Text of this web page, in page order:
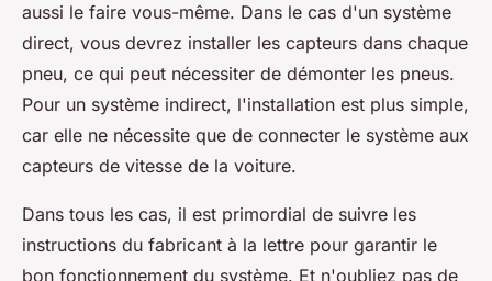
aussi le faire vous-même. Dans le cas d'un système
direct, vous devrez installer les capteurs dans chaque
pneu, ce qui peut nécessiter de démonter les pneus.
Pour un système indirect, l'installation est plus simple,
car elle ne nécessite que de connecter le système aux
capteurs de vitesse de la voiture.
Dans tous les cas, il est primordial de suivre les
instructions du fabricant à la lettre pour garantir le
bon fonctionnement du système. Et n'oubliez pas de